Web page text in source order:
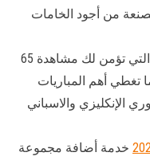
من أجود الخامات
خدمة الاشتراك بالباقة الرياضية التي تؤمن لك مشاهدة 65
تغطي أهم المباريات
الإنكليزي والاسباني
خدمة أضافة مجموعة